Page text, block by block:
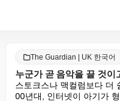
The Guardian | UK 한국어
누군가 곧 음악을 끌 것
스토크스나 맥컬럼보다 더
00년대, 인터넷이 아기가